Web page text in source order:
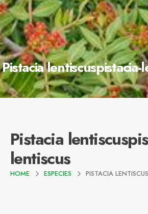
Pistacia lentiscuspistacia-
Pistacia
lentiscus
HOME ESPECIES PISTACIA